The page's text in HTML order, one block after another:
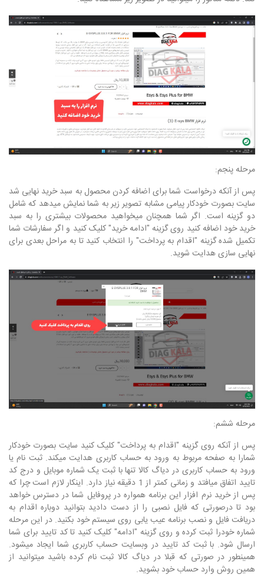
مرحله پنجم:
پس از آنکه درخواست شما برای اضافه کردن محصول به سبد خرید نهایی شد
سایت بصورت خودکار پیامی مشابه تصویر زیر به شما نمایش میدهد که شامل
دو گزینه است. اگر شما همچنان میخواهید محصولات بیشتری را به سبد
خرید خود اضافه کنید روی گزینه "ادامه خرید" کلیک کنید و اگر سفارشات شما
تکمیل شده گزینه "اقدام به پرداخت" را انتخاب کنید تا به مراحل بعدی برای
نهایی سازی هدایت شوید.
مرحله ششم:
پس از آنکه روی گزینه "اقدام به پرداخت" کلیک کنید سایت بصورت خودکار
شمارا به صفحه مربوط به ورود به حساب کاربری هدایت میکند. ثبت نام یا
ورود به حساب کاربری در دیاگ کالا تنها با ثبت یک شماره موبایل و درج کد
تایید اتفاق میافتد و زمانی کمتر از 1 دقیقه نیاز دارد. اینکار لازم است چرا که
پس از خرید نرم افزار این برنامه همواره در پروفایل شما در دسترس خواهد
بود تا درصورتی که فایل نصبی را از دست دادید بتوانید دوباره اقدام به
دریافت فایل و نصب برنامه عیب یابی روی سیستم خود بکنید. در این مرحله
شماره خودرا ثبت کرده و روی گزینه "ادامه" کلیک کنید تا کد تایید برای شما
ارسال شود. با ثبت کد تایید در وبسایت حساب کاربری شما ایجاد میشود.
همینطور در صورتی که قبلا در دیاگ کالا ثبت نام کرده باشید میتوانید از
همین روش وارد حساب خود بشوید.